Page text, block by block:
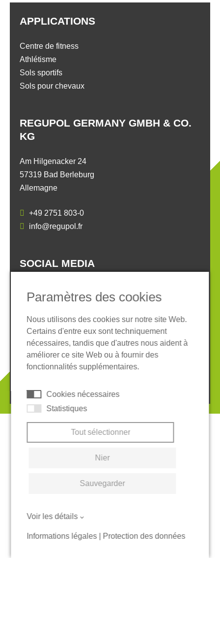
REGUPOL GERMANY GMBH & CO.
KG
Am Hilgenacker 24
57319 Bad Berleburg
Allemagne
+49 2751 803-0
info@regupol.fr
APPLICATIONS
Centre de fitness
Athlétisme
Sols sportifs
Sols pour chevaux
SOCIAL MEDIA
Informations légales
Protection des données
Conditions Générales
Système de whistleblowing
Cookies
Paramètres des cookies
Nous utilisons des cookies sur notre site Web.
Certains d'entre eux sont techniquement
nécessaires, tandis que d'autres nous aident à
améliorer ce site Web ou à fournir des
fonctionnalités supplémentaires.
Cookies nécessaires
Statistiques
Tout sélectionner
Nier
Sauvegarder
Voir les détails
Informations légales| Protection des données